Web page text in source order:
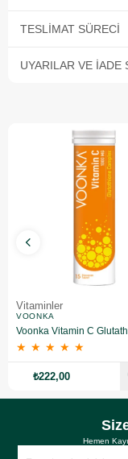
TESLIMAT SÜRECI
UYARILAR VE İADE
Vitaminler
VOONKA
★ ★ ★ ★ ★
₺222,00
Hemen